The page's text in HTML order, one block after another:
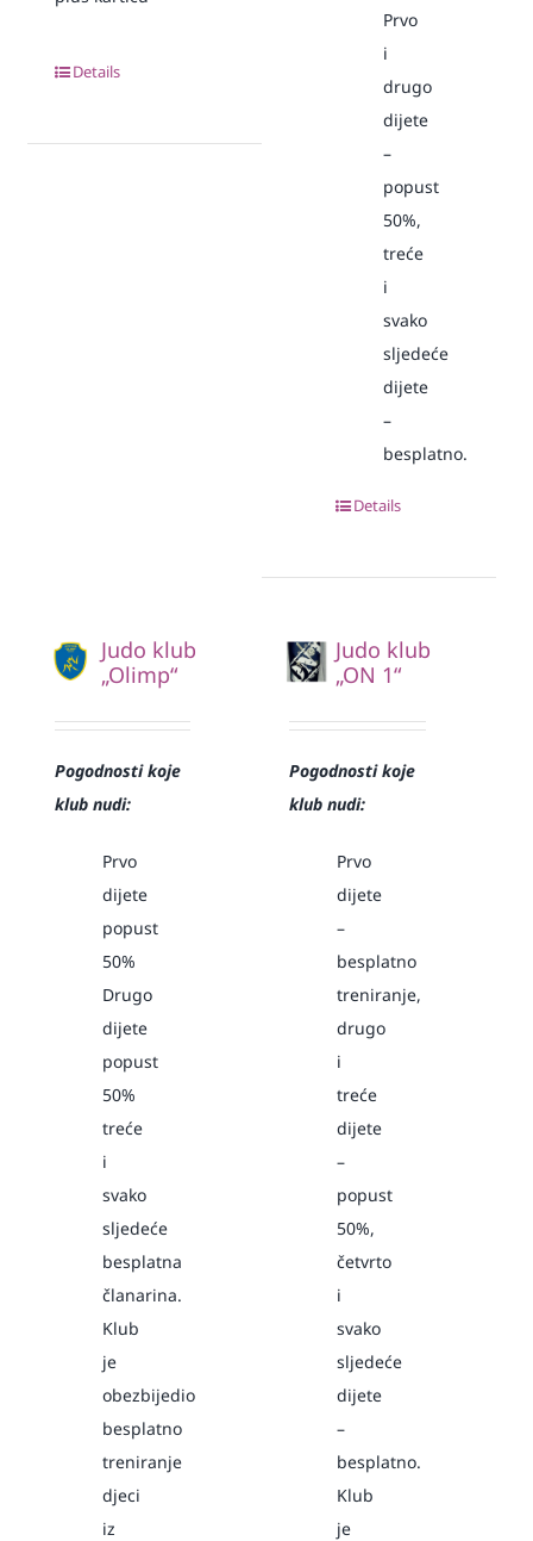
Details
Prvo
i
drugo
dijete
–
popust
50%,
treće
i
svako
sljedeće
dijete
–
besplatno.
Details
Judo klub
„Olimp“
Pogodnosti koje
klub nudi:
Prvo
dijete
popust
50%
Drugo
dijete
popust
50%
treće
i
svako
sljedeće
besplatna
članarina.
Klub
je
obezbijedio
besplatno
treniranje
djeci
iz
Judo klub
„ON 1“
Pogodnosti koje
klub nudi:
Prvo
dijete
–
besplatno
treniranje,
drugo
i
treće
dijete
–
popust
50%,
četvrto
i
svako
sljedeće
dijete
–
besplatno.
Klub
je